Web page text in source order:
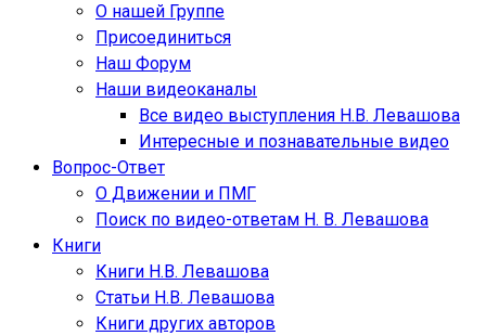
О нашей Группе
Присоединиться
Наш Форум
Наши видеоканалы
Все видео выступления Н.В. Левашова
Интересные и познавательные видео
Вопрос-Ответ
О Движении и ПМГ
Поиск по видео-ответам Н. В. Левашова
Книги
Книги Н.В. Левашова
Статьи Н.В. Левашова
Книги других авторов